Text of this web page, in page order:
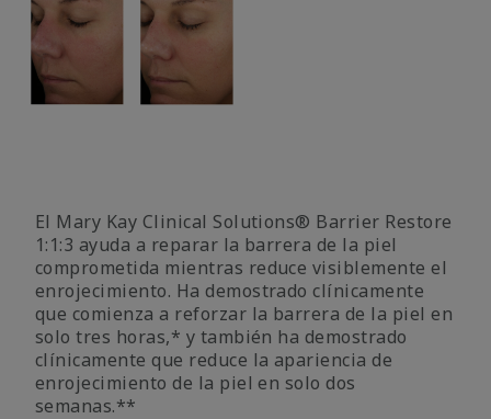
El Mary Kay Clinical Solutions® Barrier Restore
1:1:3 ayuda a reparar la barrera de la piel
comprometida mientras reduce visiblemente el
enrojecimiento. Ha demostrado clínicamente
que comienza a reforzar la barrera de la piel en
solo tres horas,* y también ha demostrado
clínicamente que reduce la apariencia de
enrojecimiento de la piel en solo dos
semanas.**